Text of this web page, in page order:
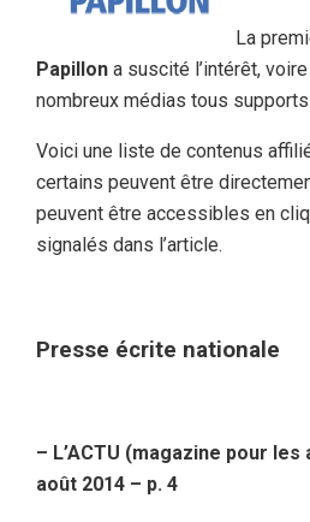
La
Papillon a suscité l’intérêt,
nombreux médias tous
Voici une liste de contenus
certains peuvent être
peuvent être accessibles en
signalés dans l’article.
Presse écrite nationale
– L’ACTU (magazine pour
août 2014 – p. 4